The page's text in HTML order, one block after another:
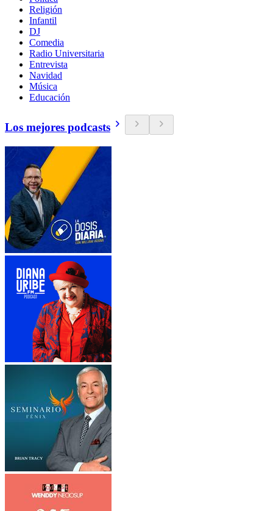
Religión
Infantil
DJ
Comedia
Radio Universitaria
Entrevista
Navidad
Música
Educación
Los mejores podcasts